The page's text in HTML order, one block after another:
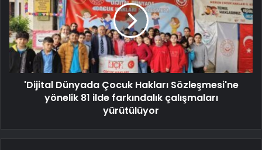
'Dijital Dünyada Çocuk Hakları Sözleşmesi'ne
yönelik 81 ilde farkındalık çalışmaları
yürütülüyor